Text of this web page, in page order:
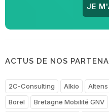
JE
ACTUS DE NOS
2C-Consulting Alkio Altens
Borel
Bretagne Mobilité GNV